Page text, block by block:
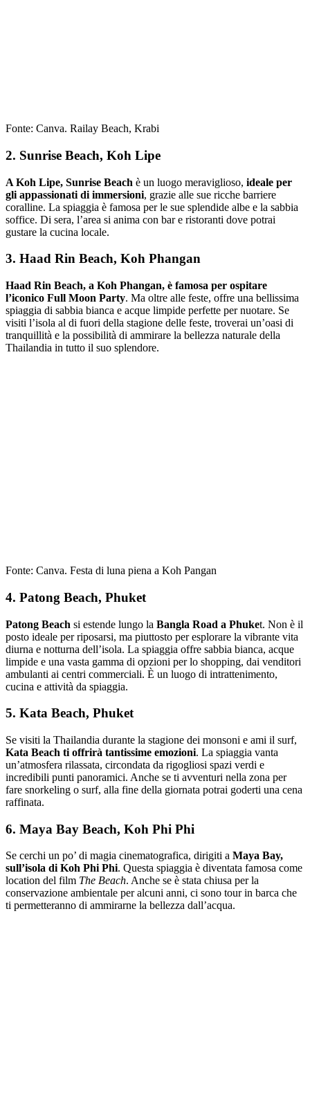
Fonte: Canva. Railay Beach, Krabi
2. Sunrise Beach, Koh Lipe
A Koh Lipe, Sunrise Beach è un luogo meraviglioso, ideale per
gli appassionati di immersioni, grazie alle sue ricche barriere
coralline. La spiaggia è famosa per le sue splendide albe e la sabbia
soffice. Di sera, l’area si anima con bar e ristoranti dove potrai
gustare la cucina locale.
3. Haad Rin Beach, Koh Phangan
Haad Rin Beach, a Koh Phangan, è famosa per ospitare
l’iconico Full Moon Party. Ma oltre alle feste, offre una bellissima
spiaggia di sabbia bianca e acque limpide perfette per nuotare. Se
visiti l’isola al di fuori della stagione delle feste, troverai un’oasi di
tranquillità e la possibilità di ammirare la bellezza naturale della
Thailandia in tutto il suo splendore.
Fonte: Canva. Festa di luna piena a Koh Pangan
4. Patong Beach, Phuket
Patong Beach si estende lungo la Bangla Road a Phuket. Non è il
posto ideale per riposarsi, ma piuttosto per esplorare la vibrante vita
diurna e notturna dell’isola. La spiaggia offre sabbia bianca, acque
limpide e una vasta gamma di opzioni per lo shopping, dai venditori
ambulanti ai centri commerciali. È un luogo di intrattenimento,
cucina e attività da spiaggia.
5. Kata Beach, Phuket
Se visiti la Thailandia durante la stagione dei monsoni e ami il surf,
Kata Beach ti offrirà tantissime emozioni. La spiaggia vanta
un’atmosfera rilassata, circondata da rigogliosi spazi verdi e
incredibili punti panoramici. Anche se ti avventuri nella zona per
fare snorkeling o surf, alla fine della giornata potrai goderti una cena
raffinata.
6. Maya Bay Beach, Koh Phi Phi
Se cerchi un po’ di magia cinematografica, dirigiti a Maya Bay,
sull’isola di Koh Phi Phi. Questa spiaggia è diventata famosa come
location del film The Beach. Anche se è stata chiusa per la
conservazione ambientale per alcuni anni, ci sono tour in barca che
ti permetteranno di ammirarne la bellezza dall’acqua.